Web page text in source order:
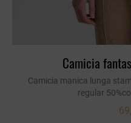
Camicia
Camicia manica lunga
regular